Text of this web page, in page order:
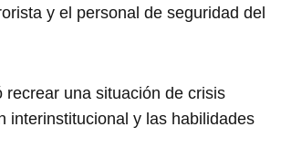
y el personal de seguridad del
una situación de crisis
interinstitucional y las habilidades